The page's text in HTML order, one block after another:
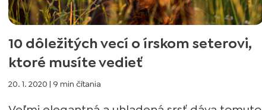
10 dôležitých vecí o írskom seterovi,
ktoré musíte vedieť
20. 1. 2020 | 9 min čítania